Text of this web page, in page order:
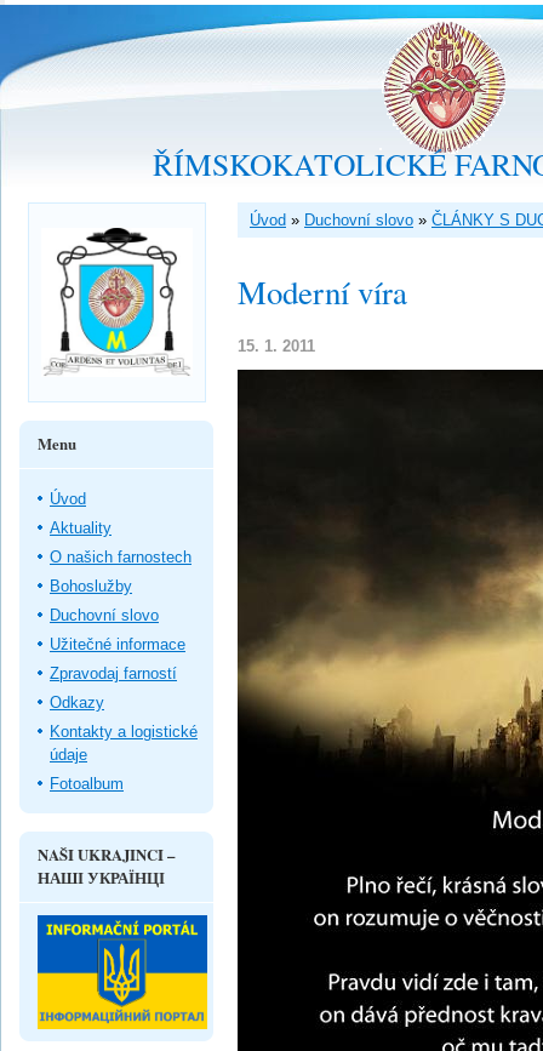
ŘÍMSKOKATOLICKÉ
Úvod » Duchovní slovo » ČLÁNKY S
Moderní víra
15. 1. 2011
Menu
Úvod
Aktuality
O našich farnostech
Bohoslužby
Duchovní slovo
Užitečné informace
Zpravodaj farností
Odkazy
Kontakty a logistické
údaje
Fotoalbum
NAŠI UKRAJINCI –
НАШІ УКРАЇНЦІ